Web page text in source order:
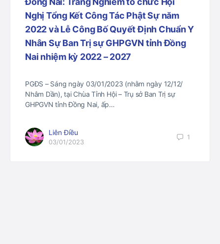
Nghị Tổng Kết Công Tác Phật Sự năm
2022 và Lễ Công Bố Quyết Định Chuẩn Y
Nhân Sự Ban Trị sự GHPGVN tỉnh Đồng
Nai nhiệm kỳ 2022 – 2027
PGĐS – Sáng ngày 03/01/2023 (nhằm ngày 12/12/
Nhâm Dần), tại Chùa Tỉnh Hội – Trụ sở Ban Trị sự
GHPGVN tỉnh Đồng Nai, ấp…
Liên Điều
03/01/2023
1